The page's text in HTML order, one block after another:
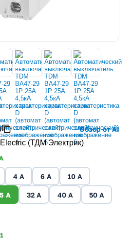
Обзор от AI
(ТДМ Электрик)
4 A 6 A 10 A
A 32 A 40 A 50 A
1